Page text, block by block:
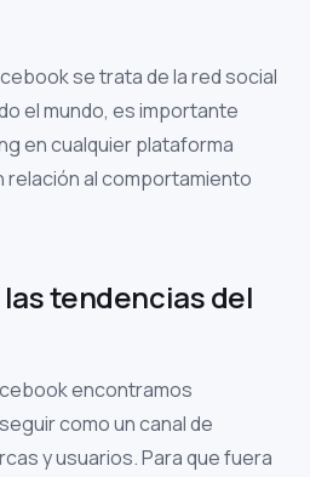
se trata de la red social
el mundo, es importante
en cualquier plataforma
al comportamiento
tendencias del
encontramos
como un canal de
y usuarios. Para que fuera